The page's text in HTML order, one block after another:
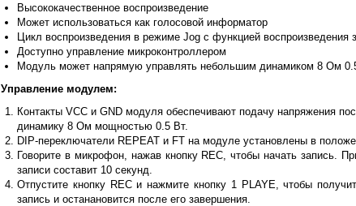
Высококачественное воспроизведение
Может использоваться как голосовой информатор
Цикл воспроизведения в режиме Jog с функцией воспроизведения
Доступно управление микроконтроллером
Модуль может напрямую управлять небольшим динамиком 8 Ом
Управление модулем:
Контакты VCC и GND модуля обеспечивают подачу напряжения
динамику 8 Ом мощностью 0.5 Вт.
DIP-переключатели REPEAT и FT на модуле установлены в
Говорите в микрофон, нажав кнопку REC, чтобы начать запись.
записи составит 10 секунд.
Отпустите кнопку REC и нажмите кнопку 1 PLAYE, чтобы
запись и останановится после его завершения.